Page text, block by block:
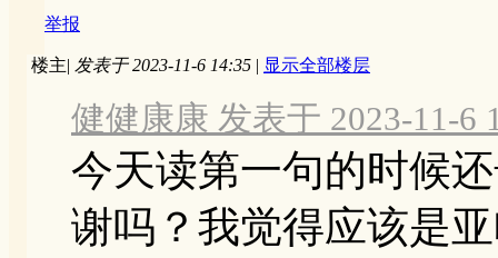
举报
楼主| 发表于 2023-11-6 14:35 | 显示全部楼层
健健康康 发表于 2023-11-6
今天读第一句的时候
谢吗？我觉得应该是